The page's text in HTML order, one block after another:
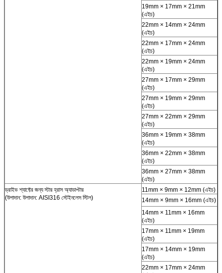
19mm × 17mm × 21mm
(এইচ)
22mm × 14mm × 24mm
(এইচ)
22mm × 17mm × 24mm
(এইচ)
22mm × 19mm × 24mm
(এইচ)
27mm × 17mm × 29mm
(এইচ)
27mm × 19mm × 29mm
(এইচ)
27mm × 22mm × 29mm
(এইচ)
36mm × 19mm × 38mm
(এইচ)
36mm × 22mm × 38mm
(এইচ)
36mm × 27mm × 38mm
(এইচ)
ড্রাইভ শ্যাফ্টের জন্য স্টার হ্রাস অ্যাডাপ্টার
(উপাদান: উপাদান: AISI316 স্টেইনলেস স্টিল)
11mm × 9mm × 12mm (এইচ)
14mm × 9mm × 16mm (এইচ)
14mm × 11mm × 16mm
(এইচ)
17mm × 11mm × 19mm
(এইচ)
17mm × 14mm × 19mm
(এইচ)
22mm × 17mm × 24mm